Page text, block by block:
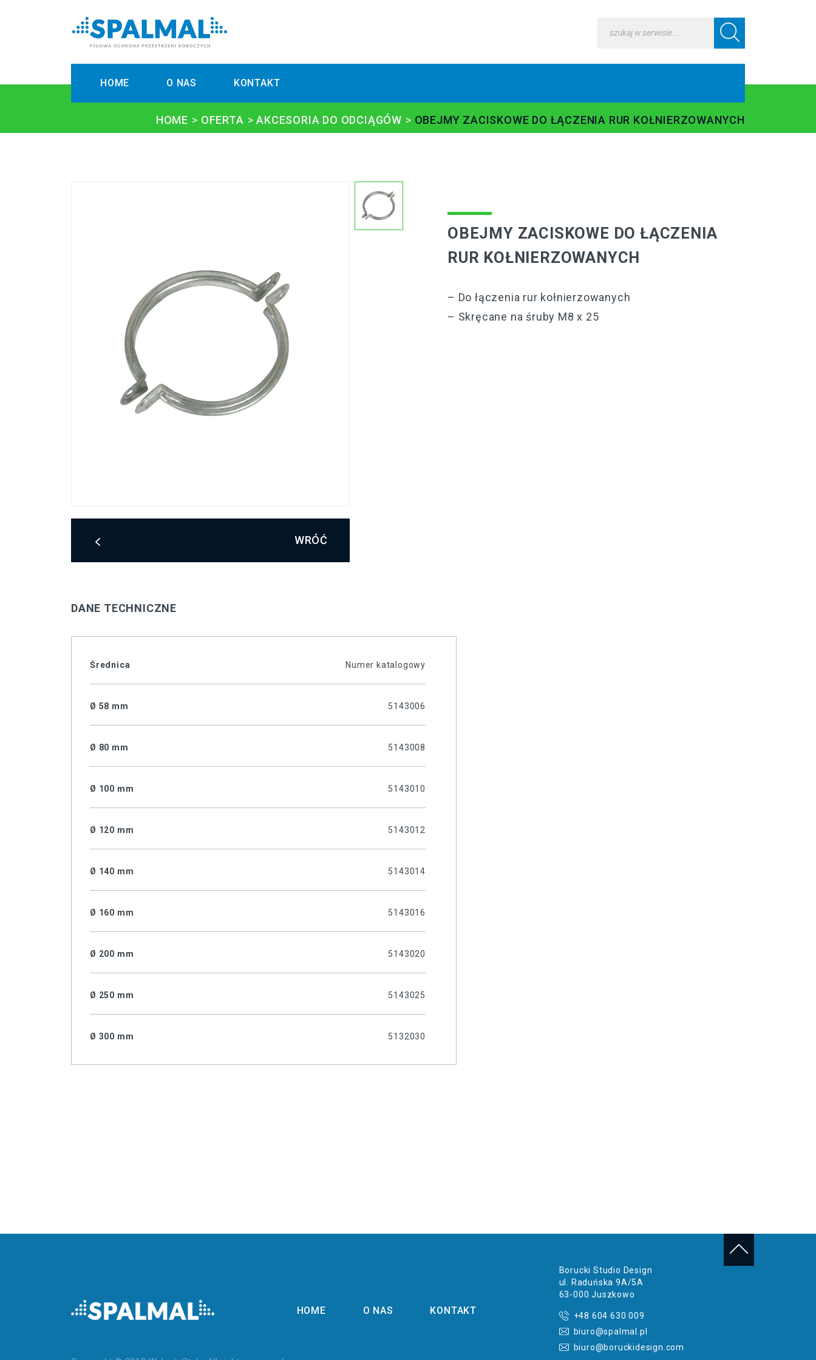
HOME O NAS KONTAKT
HOME OFERTA AKCESORIA DO ODCIĄGÓW OBEJMY ZACISKOWE DO ŁĄCZENIA RUR KOŁNIERZOWANYCH
WRÓĆ
OBEJMY ZACISKOWE DO ŁĄCZENIA
RUR KOŁNIERZOWANYCH
– Do łączenia rur kołnierzowanych
– Skręcane na śruby M8 x 25
DANE TECHNICZNE
Średnica Numer katalogowy
Ø 58 mm 5143006
Ø 80 mm 5143008
Ø 100 mm 5143010
Ø 120 mm 5143012
Ø 140 mm 5143014
Ø 160 mm 5143016
Ø 200 mm 5143020
Ø 250 mm 5143025
Ø 300 mm 5132030
HOME O NAS KONTAKT
Borucki Studio Design
ul. Raduńska 9A/5A
63-000 Juszkowo
+48 604 630 009
biuro@spalmal.pl
biuro@boruckidesign.com